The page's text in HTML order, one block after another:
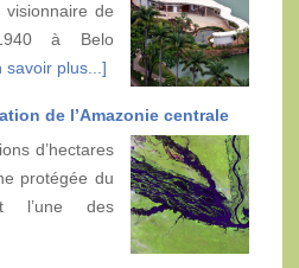
de
à Belo
savoir plus...]
de l’Amazonie centrale
d’hectares
protégée du
l’une des